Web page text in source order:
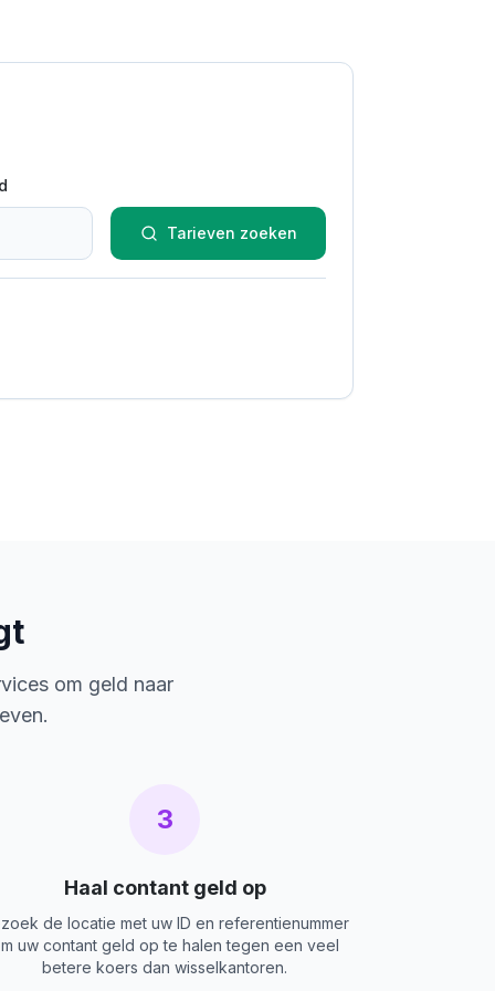
Tarieven zoeken
om geld naar
3
Haal contant geld op
de locatie met uw ID en referentienummer
uw contant geld op te halen tegen een veel
betere koers dan wisselkantoren.